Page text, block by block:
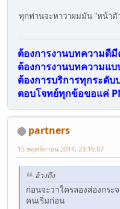
ทุกท่านจะหาว่าผมมัน "หน้าตั
ต้องการงานบทความดี
ต้องการงานบทความแบ
ต้องการบริการทุกระดับ
ตอบโจทย์ทุกข้อขอแค่
partners
15 พฤศจิกายน 2014, 23:16:07
อ้างถึง
ก่อนจะว่าใครลองส่องกร
คนเริ่มก่อน